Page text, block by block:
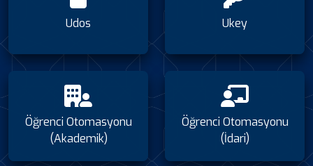
Udos Ukey
Öğrenci Otomasyonu
(Akademik)
Öğrenci Otomasyonu
(İdari)